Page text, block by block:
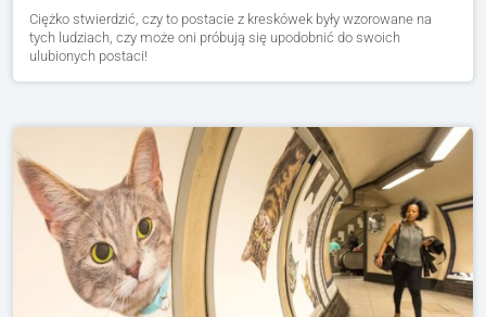
Ciężko stwierdzić, czy to postacie z kreskówek były wzorowane na
tych ludziach, czy może oni próbują się upodobnić do swoich
ulubionych postaci!